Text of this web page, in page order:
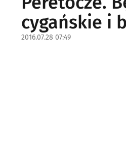
cygańskie i
2016.07.28 07:49